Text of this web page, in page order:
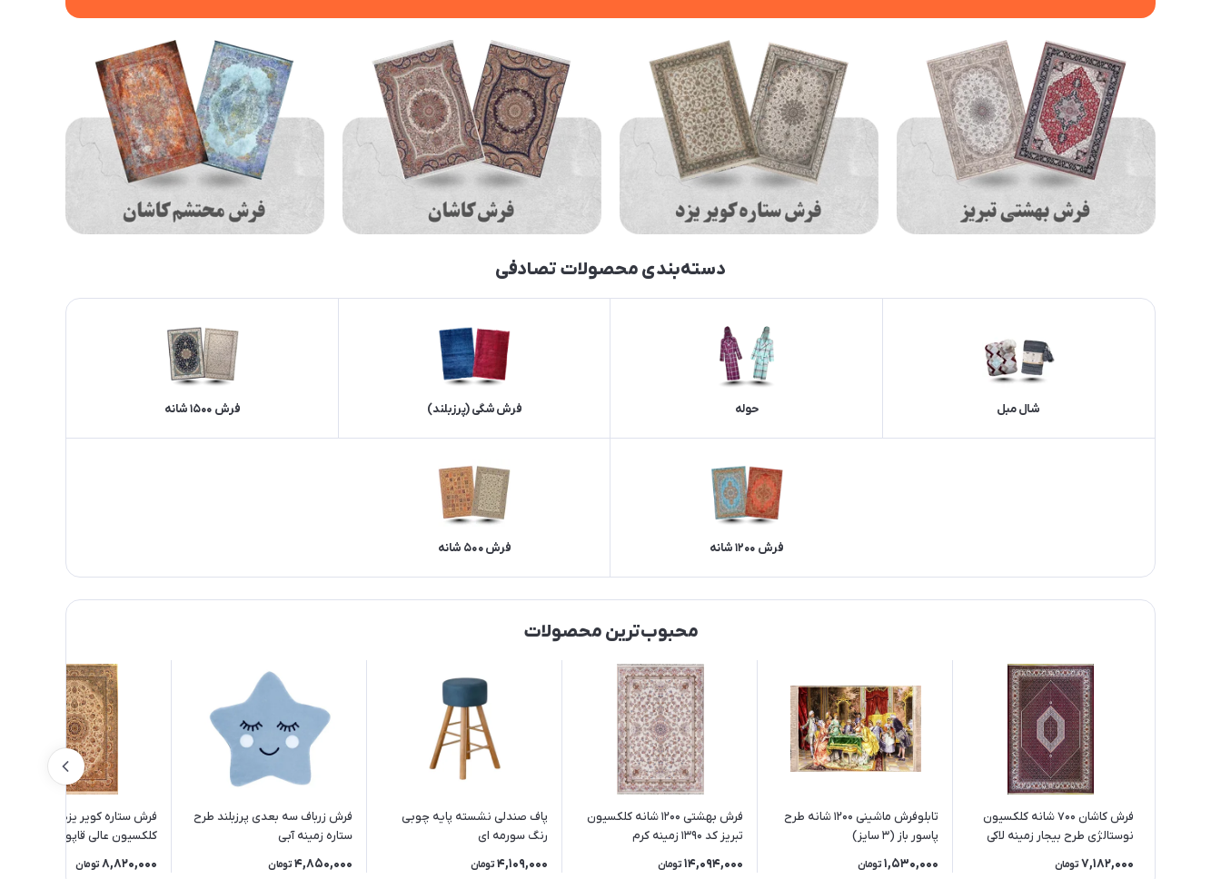
دسته‌بندی محصولات تصادفی
شال مبل حوله فرش شگی (پرزبلند) فرش 1500 شانه
فرش 1200 شانه فرش 500 شانه
محبوب‌ترین محصولات
فرش کاشان 700 شانه کلکسیون
نوستالژی طرح بیجار زمینه لاکی
7,182,000 تومان
تابلوفرش ماشینی 1200 شانه طرح
پاسور باز (3 سایز)
1,530,000 تومان
فرش بهشتی 1200 شانه کلکسیون
تبریز کد 1390 زمینه کرم
14,094,000 تومان
پاف صندلی نشسته پایه چوبی
رنگ سورمه ای
4,109,000 تومان
فرش زرباف سه بعدی پرزبلند طرح
ستاره زمینه آبی
4,850,000 تومان 8,820,000 تومان